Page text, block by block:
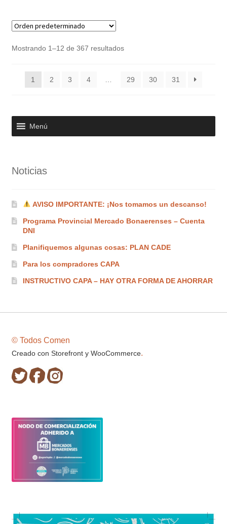
Mostrando 1–12 de 367 resultados
1 2 3 4 29 30 31
Menú
Noticias
AVISO IMPORTANTE: ¡Nos tomamos un descanso!
Programa Provincial Mercado Bonaerenses – Cuenta
DNI
Planifiquemos algunas cosas: PLAN CADE
Para los compradores CAPA
INSTRUCTIVO CAPA – HAY OTRA FORMA DE AHORRAR
© Todos Comen
Creado con Storefront y WooCommerce.